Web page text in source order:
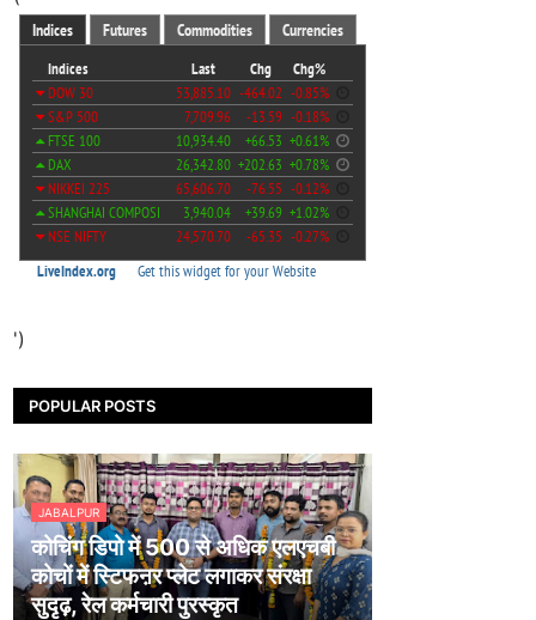
')
POPULAR POSTS
JABALPUR
कोचिंग डिपो में 500 से अधिक एलएचबी
कोचों में स्टिफऩर प्लेट लगाकर संरक्षा
सुदृढ़, रेल कर्मचारी पुरस्कृत